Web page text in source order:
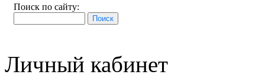
Поиск по сайту:
Личный кабинет